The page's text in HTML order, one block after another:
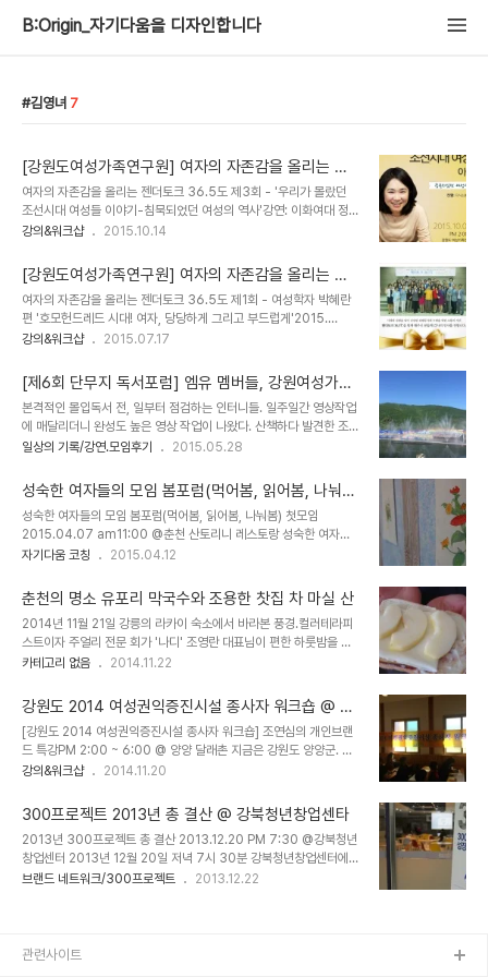
B:Origin_자기다움을 디자인합니다
김영녀 7
[강원도여성가족연구원] 여자의 자존감을 올리는 젠
더토크 36.5도 #3 이화여대 정지영 교수 편 / 주최-
강원도여성가족연구원, 주관-엠유
여자의 자존감을 올리는 젠더토크 36.5도 제3회 - '우리가 몰랐던
조선시대 여성들 이야기-침묵되었던 여성의 역사'강연: 이화여대 정지
영 교수, 진행: 지식소통 조연심2015.10.08 (목) Pm 2:00-4:00
번째 젠더토크 36.5도, 세대와 성별을 넘어, 36.5도의 건강한 성평
등사회 구현을 위한 소통의 시간을 가졌다. 행사 전 국기에 대한 경례
의식으로 시작되었다. 강원도여성가족연구원 김영녀 원장님의 환영
사. 자리를 빛내준 내빈 여러분에 대한 감사를 전하셨다. [강원도립국
악관현악단 소개] 강원문화의 정체성 확립과 계승 발전을 위해 활동하
중심으로 한국전통음악 의 발전과..
강의&워크샵 2015.10.14
[강원도여성가족연구원] 여자의 자존감을 올리는 젠
더토크 36.5도 #1 여성학자 박혜란 편 교수 편 / 주
최-강원도여성가족연구원, 주관-엠유
여자의 자존감을 올리는 젠더토크 36.5도 제1회 - 여성학자 박혜란
편 '호모헌드레드 시대! 여자, 당당하게 그리고 부드럽게'2015.
07.16 (목) Pm 2:00-4:00 @강원도여성가족연구원 주최-강원도
크 36.5도C' 올해 4번의 토크를 진행한다. 첫 게스트는 베스트셀러
작가이자 여성학자 박혜란 박사이다. 가수 이적의 어머니이자, 아들 삼
형제를 모두 서울대로 보낸 것으로 유명하다. 이 행사의 PM을 했던 퍼
스널브랜드PD박현진. 예정에 없던 오프닝을 맡게 되었다. 국기의례와
연사 소개를 진행했다. 본 행사에 앞서 강원도립 예술단에서 축하공연
백도라지의 선율을 여러 장단과..
강의&워크샵 2015.07.17
[제6회 단무지 독서포럼] 엠유 멤버들, 강원여성가족
연구원 김영녀 원장님과 함께 한 독서타임 @강원도
정선 하이원리조트
본격적인 몰입독서 전, 일부터 점검하는 인터니들. 일주일간 영상작업
에 매달리더니 완성도 높은 영상 작업이 나왔다. 산책하다 발견한 조형
물. 카지노의 끝의 보여주는 듯. 여러분, 도박은 적당히 하고 돌아갑시
와서 좋았던 시간. 생생한 잔디밭에서 사진도 찍고 돌아다녔다.블루투
스 셀카봉을 가져오신 원장님 덕분에 셀카 사진을 많이 남겼다. 첫날엔
통닭을 쏘신 원장님이 둘째날엔 통닭에 케익까지 쏘셨다. 바로 인턴나
부랭이 근우의 생일을 축하해주기 위해서였다. 케익의 50%는 5월에
먼저 생일을 맞은 혜미 인턴의 것이었다. 호텔 베이커리답게 비주얼도
냥이 없는 것이었다!!!..
일상의 기록/강연.모임후기 2015.05.28
성숙한 여자들의 모임 봄포럼(먹어봄, 읽어봄, 나눠
봄) 첫모임 @춘천 산토리니 레스토랑
성숙한 여자들의 모임 봄포럼(먹어봄, 읽어봄, 나눠봄) 첫모임
2015.04.07 am11:00 @춘천 산토리니 레스토랑 성숙한 여자들
의 시크릿 네트워크로 기획한 봄포럼. 첫 모임은 4명이 모였다. 기상
님, 춘천 산토리니 박주연 사장님, 지식소통가 조연심 대표님, 그리고
이 멋진 여성들의 모임을 함께 할 기회를 얻은 퍼스널브랜드PD박현
진. 봄포럼의 모티브가 된 모임이 벤자민 프랭클린이 만든 훈토
(Junto)이다.벤저민 프랭클린은 12명의 '가장 독창적인' 친구들을 설
득해서 서로 간에 도움을 줄 수 있는 모임을 필라델피아에서 만들었다.
이나 아이디어, 인맥을 소개해줬으며, 철학, ..
자기다움 코칭 2015.04.12
춘천의 명소 유포리 막국수와 조용한 찻집 차 마실 산
2014년 11월 21일 강릉의 라카이 숙소에서 바라본 풍경.컬러테라피
스트이자 주얼리 전문 회가 '나디' 조영란 대표님이 편한 하룻밤을 제
공해주셨다. 아침은 강원도청 여성가족과 김영녀 과장님이 손수 만들
리 막국수를 한사발씩 하고숨은 명소 '차 마실 산'으로 갔다. 찻집 구석
구석 주인의 손이 안 간 곳이 없다. 한모금 마시면 원기를 찾는 오랜 시
간 뭉근하게 끓여 낸 대추차. 그리고 앙증맞은 양갱. 쇠비름 아이스크
림을 주문할 때,이 맛을 알고 주문하는 것이냐는 주인의 조심스러운 물
음. 어떤 맛이냐는 물음에 건강한 맛이라는 답에나도 그럴것 같다고 주
낌. 녹즙의 슬러시화라고나 ..
카테고리 없음 2014.11.22
강원도 2014 여성권익증진시설 종사자 워크숍 @ 양
양 달래촌
[강원도 2014 여성권익증진시설 종사자 워크숍] 조연심의 개인브랜
드 특강PM 2:00 ~ 6:00 @ 양양 달래촌 지금은 강원도 양양군. 여
성권익증진시설 종사자 워크숍에지식소통 조연심의 '일의 미래, 내 이
족과 김영녀 과장님의 기조연설을 시작으로 오늘도 멋진 소통 강의를
시작한다. 주최측에서 준비해주신 간식:) 귤이 차가와요!! 섬세한 준비
가 느껴진다. 이 자리를 마련해주신 강원도청 여성가족과 김영녀 과장
님. 공부도 제일 열심히 하신다. 이런분이 이끌어가는 여성 정책은 다
르겠다. 강원도의, 여성의, 힘이 느껴지는 시간. 지금은 셀프토크시간.
강의&워크샵 2014.11.20
300프로젝트 2013년 총 결산 @ 강북청년창업센타
2013년 300프로젝트 총 결산 2013.12.20 PM 7:30 @강북청년
창업센터 2013년 12월 20일 저녁 7시 30분 강북청년창업센터에서
글로벌 창의인재양성 300프로젝트 총결산이 있었다. 1년 동안 자신
은 유스트림을 통해 생방송되었다. 북TV365 박현진 PD가 촬영을
브랜드 네트워크/300프로젝트 2013.12.22
관련사이트